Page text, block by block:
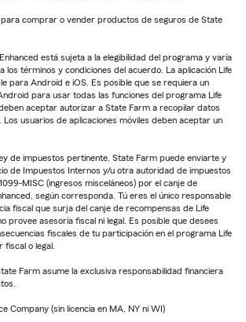
para comprar o vender productos de seguros de State
está sujeta a la elegibilidad del programa y varía
los términos y condiciones del acuerdo. La aplicación Life
para Android e iOS. Es posible que se requiera un
para usar todas las funciones del programa Life
aceptar autorizar a State Farm a recopilar datos
usuarios de aplicaciones móviles deben aceptar un
de impuestos pertinente, State Farm puede enviarte y
de Impuestos Internos y/u otra autoridad de impuestos
MISC (ingresos misceláneos) por el canje de
según corresponda. Tú eres el único responsable
fiscal que surja del canje de recompensas de Life
provee asesoría fiscal ni legal. Es posible que desees
fiscales de tu participación en el programa Life
fiscal o legal.
Farm asume la exclusiva responsabilidad financiera
Company (sin licencia en MA, NY ni WI)